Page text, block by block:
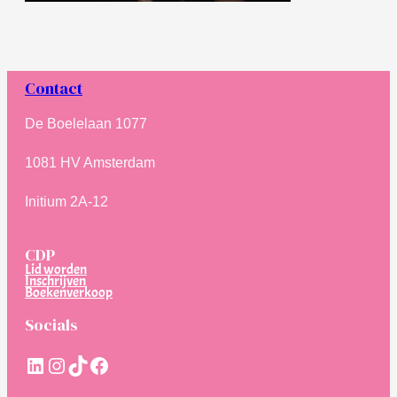
Contact
De Boelelaan 1077
1081 HV Amsterdam
Initium 2A-12
CDP
Lid worden
Inschrijven
Boekenverkoop
Socials
LinkedIn
Instagram
TikTokFacebook